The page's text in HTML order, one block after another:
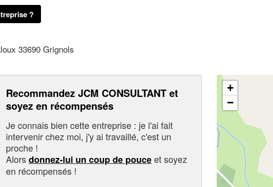
?
33690 Grignols
Recommandez JCM CONSULTANT et
soyez en récompensés
Je connais bien cette entreprise : je l'ai fait
intervenir chez moi, j'y ai travaillé, c'est un
proche !
Alorsdonnez-lui un coup de pouceet soyez
en récompensés !
+
−